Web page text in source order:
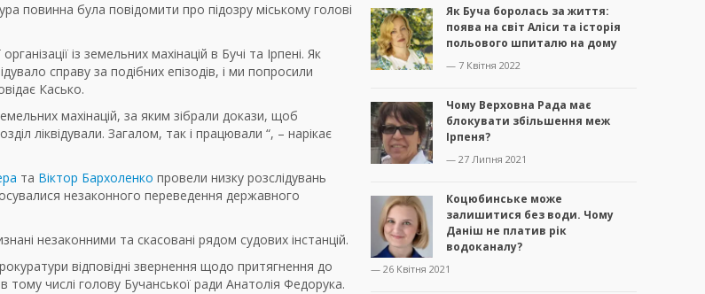
повинна була повідомити про підозру міському голові
із земельних махінацій в Бучі та Ірпені. Як
справу за подібних епізодів, і ми попросили
Касько.
махінацій, за яким зібрали докази, щоб
ліквідували. Загалом, так і працювали “, – нарікає
та Віктор Бархоленко провели низку розслідувань
незаконного переведення державного
незаконними та скасовані рядом судових інстанцій.
відповідні звернення щодо притягнення до
тому числі голову Бучанської ради Анатолія Федорука.
Як Буча боролась за життя:
поява на світ Аліси та історія
польового шпиталю на дому
— 7 Квітня 2022
Чому Верховна Рада має
блокувати збільшення меж
Ірпеня?
— 27 Липня 2021
Коцюбинське може
залишитися без води. Чому
Даніш не платив рік
водоканалу?
— 26 Квітня 2021